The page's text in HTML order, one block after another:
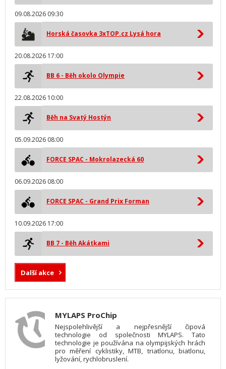
09.08.2026 09:30
Horská časovka 3xTOP.cz Lysá hora
20.08.2026 17:00
BB 6 - Běh okolo Olympie
22.08.2026 10:00
Běh na Svatý Hostýn
05.09.2026 08:00
FORCE SPAC - Mokrolazecká 60
06.09.2026 08:00
FORCE SPAC - Grand Prix Forman
10.09.2026 17:00
BB 7 - Běh Akátkami
Další akce
MYLAPS ProChip
Nejspolehlivější a nejpřesnější čipová
technologie od společnosti MYLAPS. Tato
technologie je používána na olympijských hrách
pro měření cyklistiky, MTB, triatlonu, biatlonu,
lyžování, rychlobruslení.